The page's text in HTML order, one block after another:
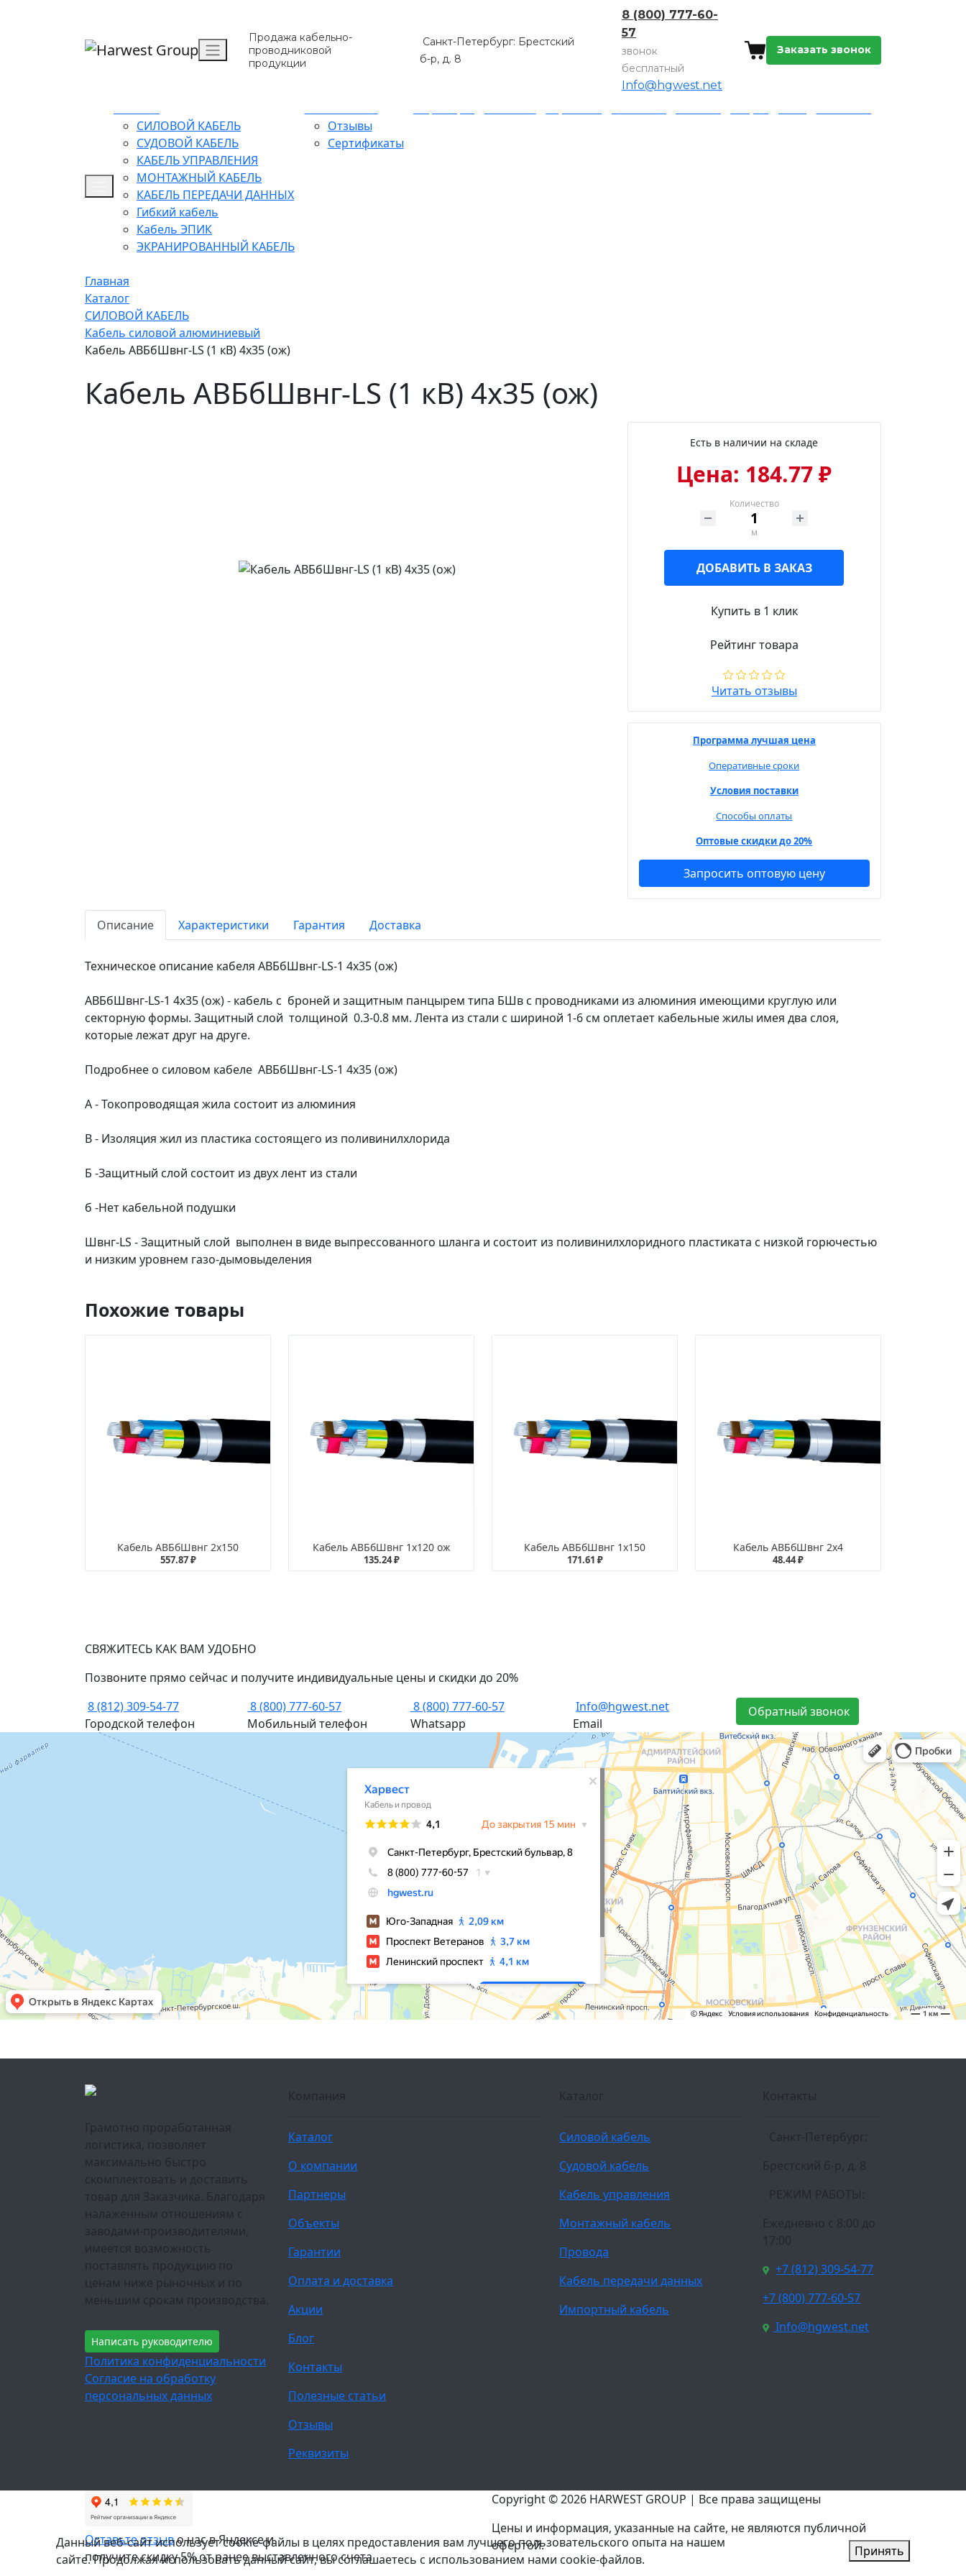
Продажа кабельно-
проводниковой
продукции
Санкт-Петербург: Брестский
б-р, д. 8
8 (800) 777-60-
57
звонок
бесплатный
Info@hgwest.net
Заказать звонок
СИЛОВОЙ КАБЕЛЬ
СУДОВОЙ КАБЕЛЬ
КАБЕЛЬ УПРАВЛЕНИЯ
МОНТАЖНЫЙ КАБЕЛЬ
КАБЕЛЬ ПЕРЕДАЧИ ДАННЫХ
Гибкий кабель
Кабель ЭПИК
ЭКРАНИРОВАННЫЙ КАБЕЛЬ
Отзывы
Сертификаты
Главная
Каталог
СИЛОВОЙ КАБЕЛЬ
Кабель силовой алюминиевый
Кабель АВБбШвнг-LS (1 кВ) 4х35 (ож)
Кабель АВБбШвнг-LS (1 кВ) 4х35 (ож)
Есть в наличии на складе
Цена: 184.77 ₽
Количество
м
ДОБАВИТЬ В ЗАКАЗ
Купить в 1 клик
Рейтинг товара
Читать отзывы
Программа лучшая цена
Оперативные сроки
Условия поставки
Способы оплаты
Оптовые скидки до 20%
Запросить оптовую цену
Описание Характеристики Гарантия Доставка
Техническое описание кабеля АВБбШвнг-LS-1 4х35 (ож)
АВБбШвнг-LS-1 4х35 (ож) - кабель с броней и защитным панцырем типа БШв с проводниками из алюминия имеющими круглую или
секторную формы. Защитный слой толщиной 0.3-0.8 мм. Лента из стали с шириной 1-6 см оплетает кабельные жилы имея два слоя,
которые лежат друг на друге.
Подробнее о силовом кабеле АВБбШвнг-LS-1 4х35 (ож)
А - Токопроводящая жила состоит из алюминия
В - Изоляция жил из пластика состоящего из поливинилхлорида
Б -Защитный слой состоит из двух лент из стали
б -Нет кабельной подушки
Швнг-LS - Защитный слой выполнен в виде выпрессованного шланга и состоит из поливинилхлоридного пластиката с низкой горючестью
и низким уровнем газо-дымовыделения
Похожие товары
Кабель АВБбШвнг 2х150
557.87 ₽
Кабель АВБбШвнг 1х120 ож
135.24 ₽
Кабель АВБбШвнг 1х150
171.61 ₽
Кабель АВБбШвнг 2х4
48.44 ₽
СВЯЖИТЕСЬ КАК ВАМ УДОБНО
Позвоните прямо сейчас и получите индивидуальные цены и скидки до 20%
8 (812) 309-54-77
Городской телефон
8 (800) 777-60-57
Мобильный телефон
8 (800) 777-60-57
Whatsapp
Info@hgwest.net
Email
Обратный звонок
Грамотно проработанная
логистика, позволяет
максимально быстро
скомплектовать и доставить
товар для Заказчика. Благодаря
налаженным отношениям с
заводами-производителями,
имеется возможность
поставлять продукцию по
ценам ниже рыночных и по
меньшим срокам производства.
Написать руководителю
Политика конфиденциальности
Согласие на обработку
персональных данных
Компания
Каталог
О компании
Партнеры
Объекты
Гарантии
Оплата и доставка
Акции
Блог
Контакты
Полезные статьи
Отзывы
Реквизиты
Каталог
Силовой кабель
Судовой кабель
Кабель управления
Монтажный кабель
Провода
Кабель передачи данных
Импортный кабель
Контакты
Санкт-Петербург:
Брестский б-р, д. 8
РЕЖИМ РАБОТЫ:
Ежедневно c 8:00 до
17:00
+7 (812) 309-54-77
+7 (800) 777-60-57
Info@hgwest.net
Оставьте отзыво нас в Яндексе и
получите скидку 5% от ранее выставленного счета
Copyright © 2026 HARWEST GROUP | Все права защищены
Цены и информация, указанные на сайте, не являются публичной
офертой.
Данный веб-сайт использует cookie-файлы в целях предоставления вам лучшего пользовательского опыта на нашем
сайте. Продолжая использовать данный сайт, вы соглашаетесь с использованием нами cookie-файлов.
Принять